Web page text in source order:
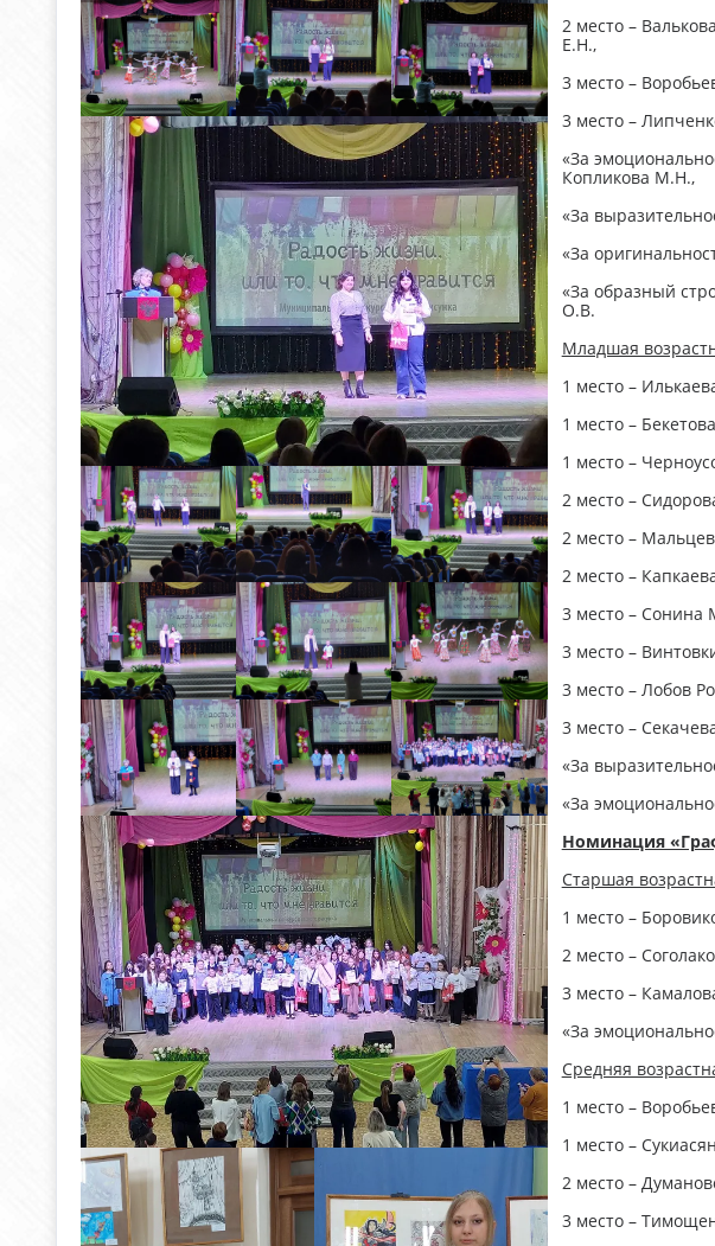
2 место –
Е.Н.,
3 место –
3 место –
«За
Копликова М.Н.,
«За
«За
«За образный
О.В.
Младшая
1 место –
1 место –
1 место –
2 место –
2 место –
2 место –
3 место – Сонина
3 место –
3 место – Лобов
3 место –
«За
«За
Номинация
Старшая
1 место –
2 место –
3 место –
«За
Средняя
1 место –
1 место –
2 место –
3 место –